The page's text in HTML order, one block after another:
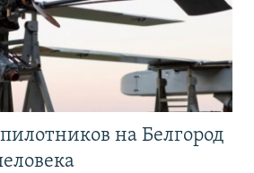
на Белгород